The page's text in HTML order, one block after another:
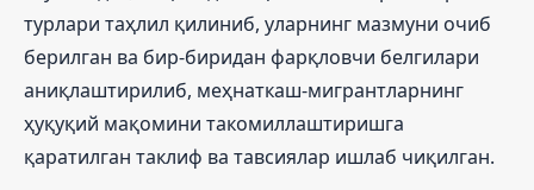
турлари таҳлил қилиниб, уларнинг мазмуни очиб
берилган ва бир-биридан фарқловчи белгилари
аниқлаштирилиб, меҳнаткаш-мигрантларнинг
ҳуқуқий мақомини такомиллаштиришга
қаратилган таклиф ва тавсиялар ишлаб чиқилган.